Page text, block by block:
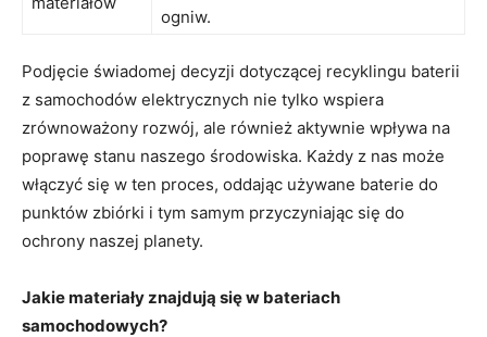
ogniw.
Podjęcie świadomej ⁢decyzji‍ dotyczącej⁤ recyklingu baterii
z samochodów⁣ elektrycznych nie tylko⁢ wspiera
zrównoważony rozwój, ale również aktywnie wpływa na
poprawę stanu naszego środowiska. Każdy z nas może
włączyć się w⁢ ten proces, oddając⁣ używane baterie do
punktów zbiórki i tym samym przyczyniając⁣ się do
ochrony naszej planety.
Jakie materiały znajdują się w bateriach
samochodowych?